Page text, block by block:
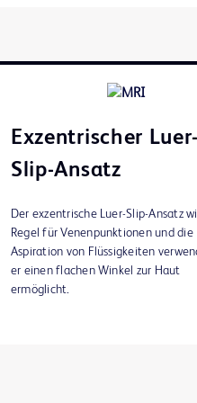
Exzentrischer Luer-
Slip-Ansatz
Der exzentrische Luer-Slip-Ansatz
Regel für Venenpunktionen und die
Aspiration von Flüssigkeiten
er einen flachen Winkel zur Haut
ermöglicht.